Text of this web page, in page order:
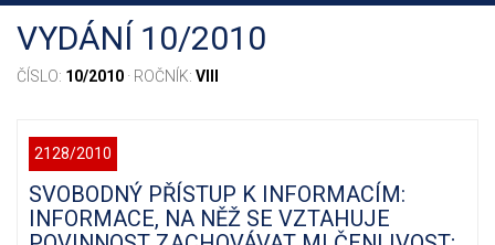
VYDÁNÍ 10/2010
ČÍSLO: 10/2010 · ROČNÍK: VIII
2128/2010
SVOBODNÝ PŘÍSTUP K INFORMACÍM:
INFORMACE, NA NĚŽ SE VZTAHUJE